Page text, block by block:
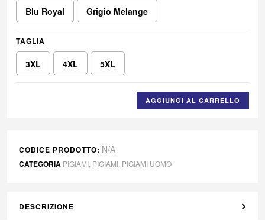
Blu Royal Grigio Melange
TAGLIA
3XL 4XL 5XL
AGGIUNGI AL CARRELLO
CODICE PRODOTTO: N/A
CATEGORIA PIGIAMI PIGIAMI PIGIAMI UOMO
DESCRIZIONE